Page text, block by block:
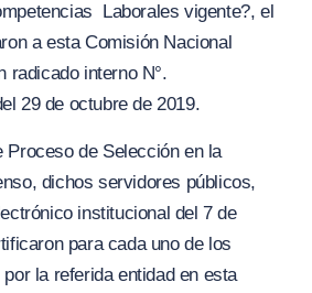
Laborales vigente?, el
a esta Comisión Nacional
radicado interno N°.
29 de octubre de 2019.
Proceso de Selección en la
dichos servidores públicos,
institucional del 7 de
para cada uno de los
la referida entidad en esta